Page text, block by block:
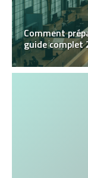
Comment
guide complet